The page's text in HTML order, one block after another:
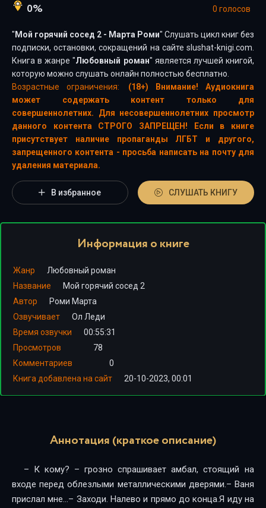
0% 0 голосов
" Мой горячий сосед 2 - Марта Роми" Слушать цикл книг без
подписки, остановки, сокращений на сайте slushat-knigi.com.
Книга в жанре "Любовный роман" является лучшей книгой,
которую можно слушать онлайн полностью бесплатно.
Возрастные ограничения:
(18+) Внимание! Аудиокнига
может содержать контент только для
совершеннолетних. Для несовершеннолетних просмотр
данного контента СТРОГО ЗАПРЕЩЕН! Если в книге
присутствует наличие пропаганды ЛГБТ и другого,
запрещенного контента - просьба написать на почту для
удаления материала.
В избранное СЛУШАТЬ КНИГУ
Информация о книге
Жанр
Любовный роман
Название
Мой горячий сосед 2
Автор
Роми Марта
Озвучивает
Ол Леди
Время озвучки
00:55:31
Просмотров
78
Комментариев
0
Книга добавлена на сайт
20-10-2023, 00:01
Аннотация (краткое описание)
– К кому? – грозно спрашивает амбал, стоящий на
входе перед облезлыми металлическими дверями.– Ваня
прислал мне…– Заходи. Налево и прямо до конца.Я иду на